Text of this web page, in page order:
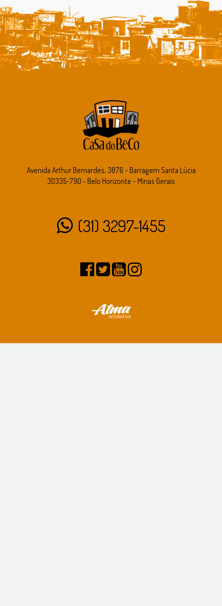
Avenida Arthur Bernardes, 3876 - Barragem Santa Lúcia
30335-790 - Belo Horizonte - Minas Gerais
(31) 3297-1455